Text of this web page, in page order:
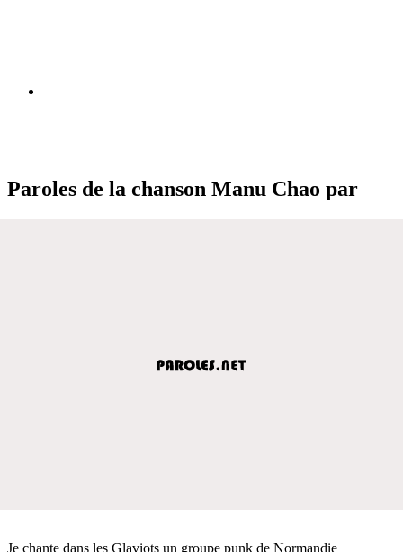
Paroles de la chanson Manu Chao par
Je chante dans les Glaviots un groupe punk de Normandie